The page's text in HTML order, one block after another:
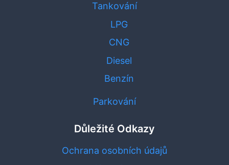
Tankování
LPG
CNG
Diesel
Benzín
Parkování
Důležité Odkazy
Ochrana osobních údajů